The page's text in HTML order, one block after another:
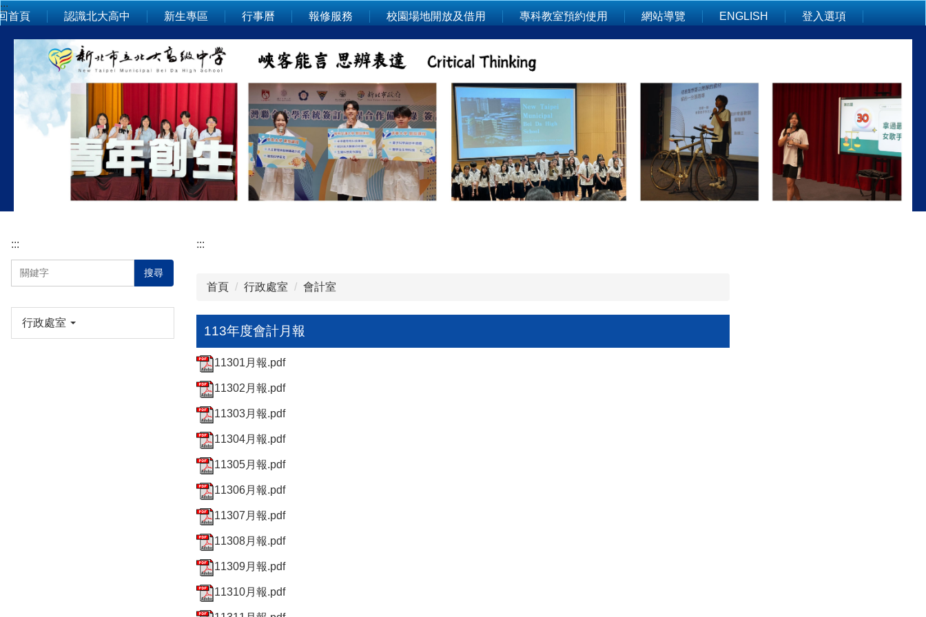
跳
到
主
內
容
:::
首頁 認識北大高中 新生專區 行事曆 報修服務 校園場地開放及借用 專科教室預約使用 網站導覽 ENGLISH 登入選項
:::
搜尋
行政處室
:::
首頁 行政處室 會計室
113年度會計月報
11301月報.pdf
11302月報.pdf
11303月報.pdf
11304月報.pdf
11305月報.pdf
11306月報.pdf
11307月報.pdf
11308月報.pdf
11309月報.pdf
11310月報.pdf